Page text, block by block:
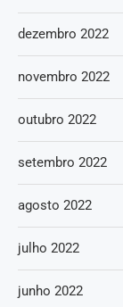
dezembro 2022
novembro 2022
outubro 2022
setembro 2022
agosto 2022
julho 2022
junho 2022